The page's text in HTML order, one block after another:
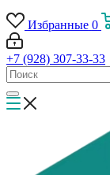
Избранные 0
+7 (928) 307-33-33